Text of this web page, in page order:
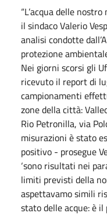
“L’acqua delle
il sindaco Valerio
analisi condotte
protezione
Nei giorni scorsi gli
ricevuto il report di
campionamenti
zone della città:
Rio Petronilla, via
misurazioni è stato
positivo - prosegue
‘sono risultati nei
limiti previsti della
aspettavamo simili
stato delle acque: è